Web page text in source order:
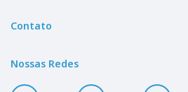
Contato
Nossas Redes